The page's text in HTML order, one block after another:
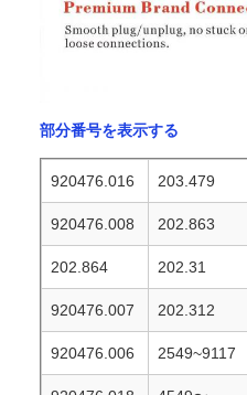
部分番号を表示する
920476.016 203.479
920476.008 202.863
202.864 202.31
920476.007 202.312
920476.006 2549~9117